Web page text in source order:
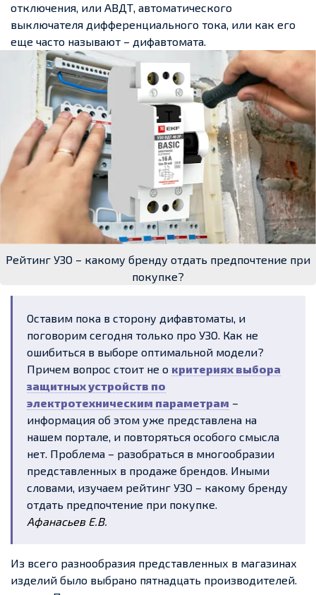
отключения, или АВДТ, автоматического
выключателя дифференциального тока, или как его
еще часто называют – дифавтомата.
Рейтинг УЗО – какому бренду отдать предпочтение при
покупке?
Оставим пока в сторону дифавтоматы, и
поговорим сегодня только про УЗО. Как не
ошибиться в выборе оптимальной модели?
Причем вопрос стоит не о критериях выбора
защитных устройств по
электротехническим параметрам –
информация об этом уже представлена на
нашем портале, и повторяться особого смысла
нет. Проблема – разобраться в многообразии
представленных в продаже брендов. Иными
словами, изучаем рейтинг УЗО – какому бренду
отдать предпочтение при покупке.
Афанасьев Е.В.
Из всего разнообразия представленных в магазинах
изделий было выбрано пятнадцать производителей.